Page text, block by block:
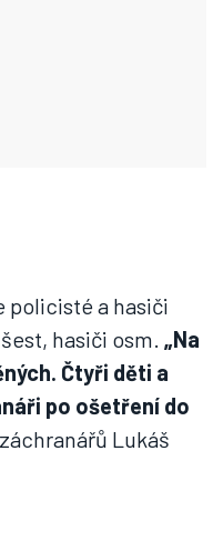
policisté a hasiči
hasiči osm. „Na
Čtyři děti a
po ošetření do
Lukáš